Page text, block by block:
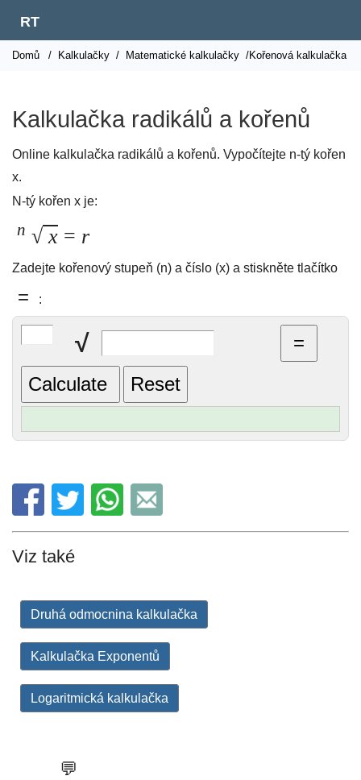
RT
Domů / Kalkulačky / Matematické kalkulačky /Kořenová kalkulačka
Kalkulačka radikálů a kořenů
Online kalkulačka radikálů a kořenů. Vypočítejte n-tý kořen
x.
N-tý kořen x je:
n √ x = r
Zadejte kořenový stupeň (n) a číslo (x) a stiskněte tlačítko
= :
√
Viz také
Druhá odmocnina kalkulačka
Kalkulačka Exponentů
Logaritmická kalkulačka
💬